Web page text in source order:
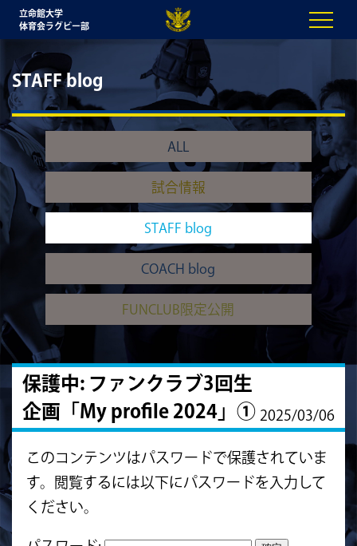
立命館大学
体育会ラグビー部
STAFF blog
ALL
試合情報
STAFF blog
COACH blog
FUNCLUB限定公開
保護中: ファンクラブ3回生
企画「My profile 2024」① 2025/03/06
このコンテンツはパスワードで保護されていま
す。閲覧するには以下にパスワードを入力して
ください。